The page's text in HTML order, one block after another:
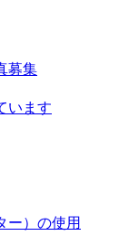
募集
います
ー）の使用